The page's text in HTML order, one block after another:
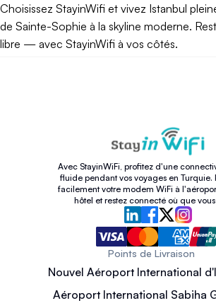
Choisissez StayinWifi et vivez Istanbul
de Sainte-Sophie à la skyline moderne.
libre — avec StayinWifi à vos côtés.
Avec StayinWiFi, profitez d'une
fluide pendant vos voyages en Turquie.
facilement votre modem WiFi à
hôtel et restez connecté où que
Points de Livraison
Nouvel Aéroport International
Aéroport International Sabiha